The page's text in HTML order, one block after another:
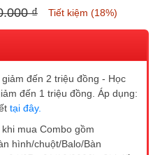
₫ Tiết kiệm (18%)
đến 2 triệu đồng - Học
đến 1 triệu đồng. Áp dụng:
tại đây.
mua Combo gồm
hình/chuột/Balo/Bàn